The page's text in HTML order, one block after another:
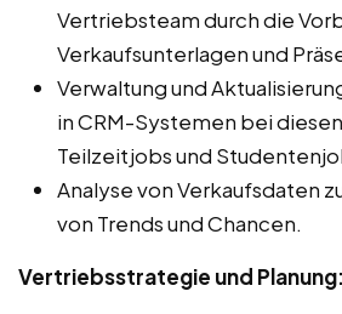
Vertriebsteam durch die
Verkaufsunterlagen und
Verwaltung und
in CRM-Systemen bei
Teilzeitjobs und
Analyse von Verkaufsdaten
von Trends und Chancen.
Vertriebsstrategie und Planung: